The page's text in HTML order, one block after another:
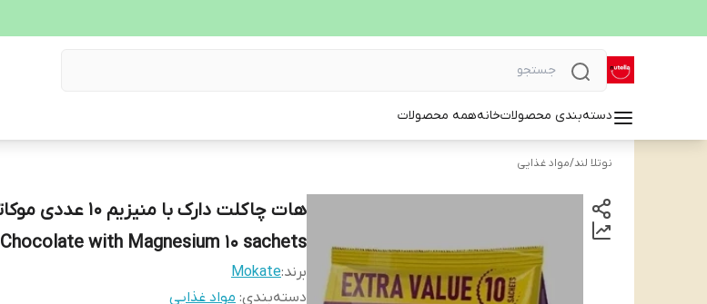
دسته‌بندی محصولاتخانههمه محصولات
نوتلا لند/مواد غذایی
Chocolate with Magnesium 10 sachets
برند:Mokate
دسته‌بندی: مواد غذایی